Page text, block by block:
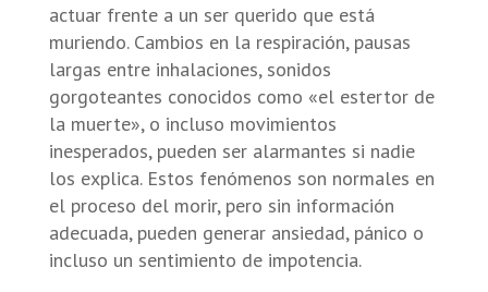
actuar frente a un ser querido que está
muriendo. Cambios en la respiración, pausas
largas entre inhalaciones, sonidos
gorgoteantes conocidos como «el estertor de
la muerte», o incluso movimientos
inesperados, pueden ser alarmantes si nadie
los explica. Estos fenómenos son normales en
el proceso del morir, pero sin información
adecuada, pueden generar ansiedad, pánico o
incluso un sentimiento de impotencia.